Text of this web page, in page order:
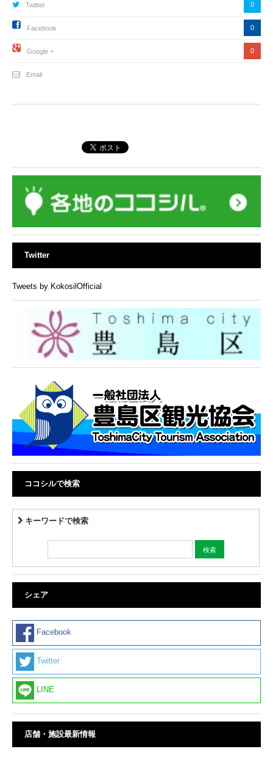
Twitter 0
Facebook 0
Google + 0
Email
Twitter
Tweets by KokosilOfficial
ココシルで検索
キーワードで検索
シェア
Facebook
Twitter
LINE
店舗・施設最新情報